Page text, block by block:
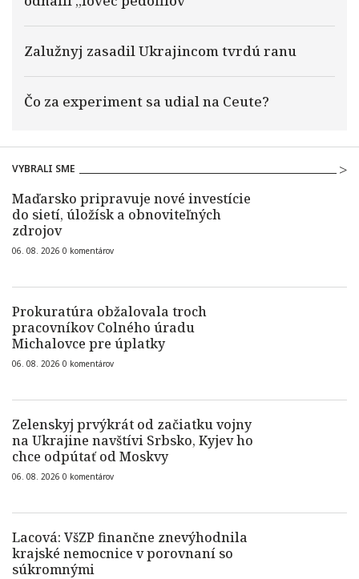
Zalužnyj zasadil Ukrajincom tvrdú ranu
Čo za experiment sa udial na Ceute?
VYBRALI SME
Maďarsko pripravuje nové investície
do sietí, úložísk a obnoviteľných
zdrojov
06. 08. 2026 0 komentárov
Prokuratúra obžalovala troch
pracovníkov Colného úradu
Michalovce pre úplatky
06. 08. 2026 0 komentárov
Zelenskyj prvýkrát od začiatku vojny
na Ukrajine navštívi Srbsko, Kyjev ho
chce odpútať od Moskvy
06. 08. 2026 0 komentárov
Lacová: VšZP finančne znevýhodnila
krajské nemocnice v porovnaní so
súkromnými